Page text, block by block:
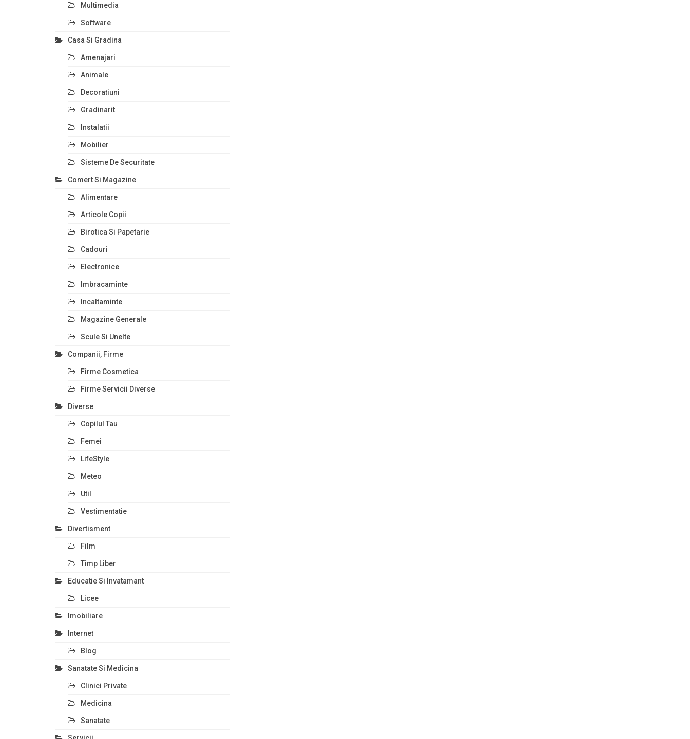
Multimedia
Software
Casa Si Gradina
Amenajari
Animale
Decoratiuni
Gradinarit
Instalatii
Mobilier
Sisteme De Securitate
Comert Si Magazine
Alimentare
Articole Copii
Birotica Si Papetarie
Cadouri
Electronice
Imbracaminte
Incaltaminte
Magazine Generale
Scule Si Unelte
Companii, Firme
Firme Cosmetica
Firme Servicii Diverse
Diverse
Copilul Tau
Femei
LifeStyle
Meteo
Util
Vestimentatie
Divertisment
Film
Timp Liber
Educatie Si Invatamant
Licee
Imobiliare
Internet
Blog
Sanatate Si Medicina
Clinici Private
Medicina
Sanatate